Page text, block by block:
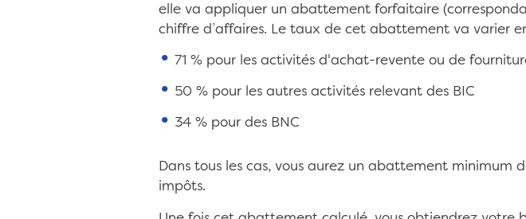
elle va appliquer un abattement forfaitaire
chiffre d’affaires. Le taux de cet abattement va varier
71 % pour les activités d'achat-revente ou de
50 % pour les autres activités relevant des BIC
34 % pour des BNC
Dans tous les cas, vous aurez un abattement
impôts.